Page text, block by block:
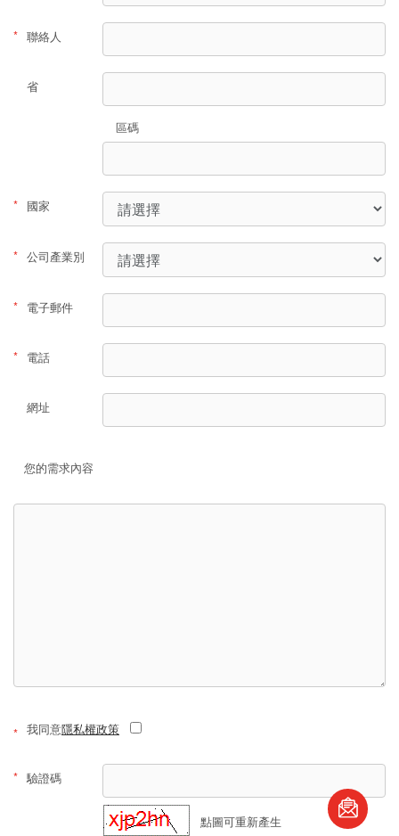
* 聯絡人
省
區碼
* 國家
* 公司產業別
* 電子郵件
* 電話
網址
您的需求內容
* 我同意隱私權政策
* 驗證碼
點圖可重新產生